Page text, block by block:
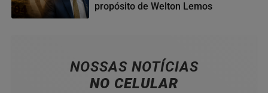
04
propósito de Welton Lemos
NOSSAS NOTÍCIAS
NO CELULAR